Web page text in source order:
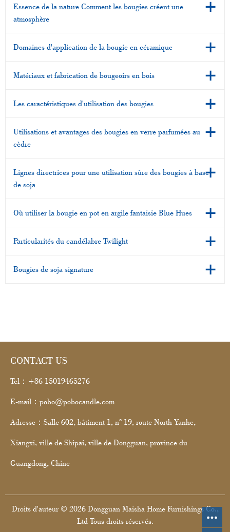
Essence de la nature Comment les bougies créent une
atmosphère
Domaines d'application de la bougie en céramique
Matériaux et fabrication de bougeoirs en bois
Les caractéristiques d'utilisation des bougies
Utilisations et avantages des bougies en verre parfumées au
cèdre
Lignes directrices pour une utilisation sûre des bougies à base
de soja
Où utiliser la bougie en pot en argile fantaisie Blue Hues
Particularités du candélabre Twilight
Bougies de soja signature
CONTACT US
Tel：+86 15019465276
E-mail：pobo@pobocandle.com
Adresse：Salle 602, bâtiment 1, n° 19, route North Yanhe,
Xiangxi, ville de Shipai, ville de Dongguan, province du
Guangdong, Chine
Droits d'auteur © 2026 Dongguan Maisha Home Furnishings Co.,
Ltd Tous droits réservés.